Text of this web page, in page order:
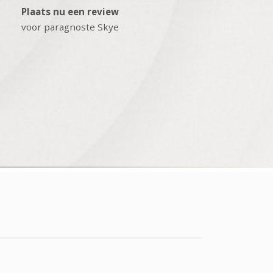
Plaats nu een review
voor paragnoste Skye